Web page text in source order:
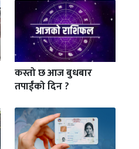
कस्तो छ आज बुधबार
तपाईंको दिन ?